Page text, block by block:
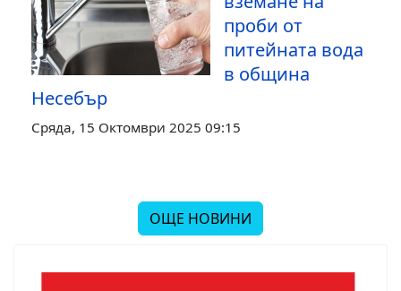
проби от
питейната вода
в община
Несебър
Сряда, 15 Октомври 2025 09:15
ОЩЕ НОВИНИ